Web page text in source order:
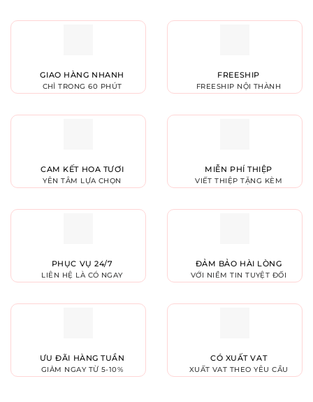
GIAO HÀNG NHANH
CHỈ TRONG 60 PHÚT
FREESHIP
FREESHIP NỘI THÀNH
CAM KẾT HOA TƯƠI
YÊN TÂM LỰA CHỌN
MIỄN PHÍ THIỆP
VIẾT THIỆP TẶNG KÈM
PHỤC VỤ 24/7
LIÊN HỆ LÀ CÓ NGAY
ĐẢM BẢO HÀI LÒNG
VỚI NIỀM TIN TUYỆT ĐỐI
ƯU ĐÃI HÀNG TUẦN
GIẢM NGAY TỪ 5-10%
CÓ XUẤT VAT
XUẤT VAT THEO YÊU CẦU